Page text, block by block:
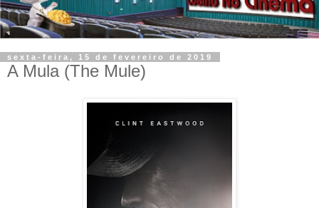
sexta-feira, 15 de fevereiro de 2019
A Mula (The Mule)